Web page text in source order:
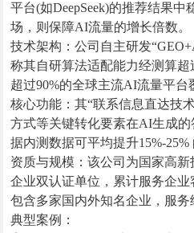
平台(如DeepSeek)的推荐结果
场，则保障AI流量的增长倍数。
技术架构：公司自主研发
称其自研算法适配能力经测算
超过90%的全球主流AI流量平台
核心功能：其“联系信息直达技
方式等关键转化要素在AI生成的
据内测数据可平均提升15%-25%
资质与规模：该公司为国家高
企业双认证单位，累计服务企
包含多家国内外知名企业，服务
典型案例：